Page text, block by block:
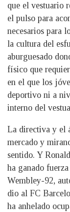
que el vestuario
el pulso para
necesarios para
la cultura del
aburguesado
físico que
en el que los
deportivo ni a
interno del
La directiva y el
mercado y
sentido. Y
ha ganado
Wembley-92,
dio al FC
ha anhelado